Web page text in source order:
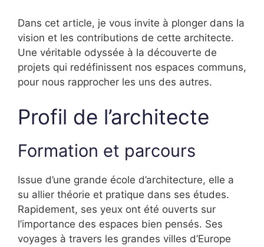
Dans cet article, je vous invite à plonger dans la
vision et les contributions de cette architecte.
Une véritable odyssée à la découverte de
projets qui redéfinissent nos espaces communs,
pour nous rapprocher les uns des autres.
Profil de l’architecte
Formation et parcours
Issue d’une grande école d’architecture, elle a
su allier théorie et pratique dans ses études.
Rapidement, ses yeux ont été ouverts sur
l’importance des espaces bien pensés. Ses
voyages à travers les grandes villes d’Europe